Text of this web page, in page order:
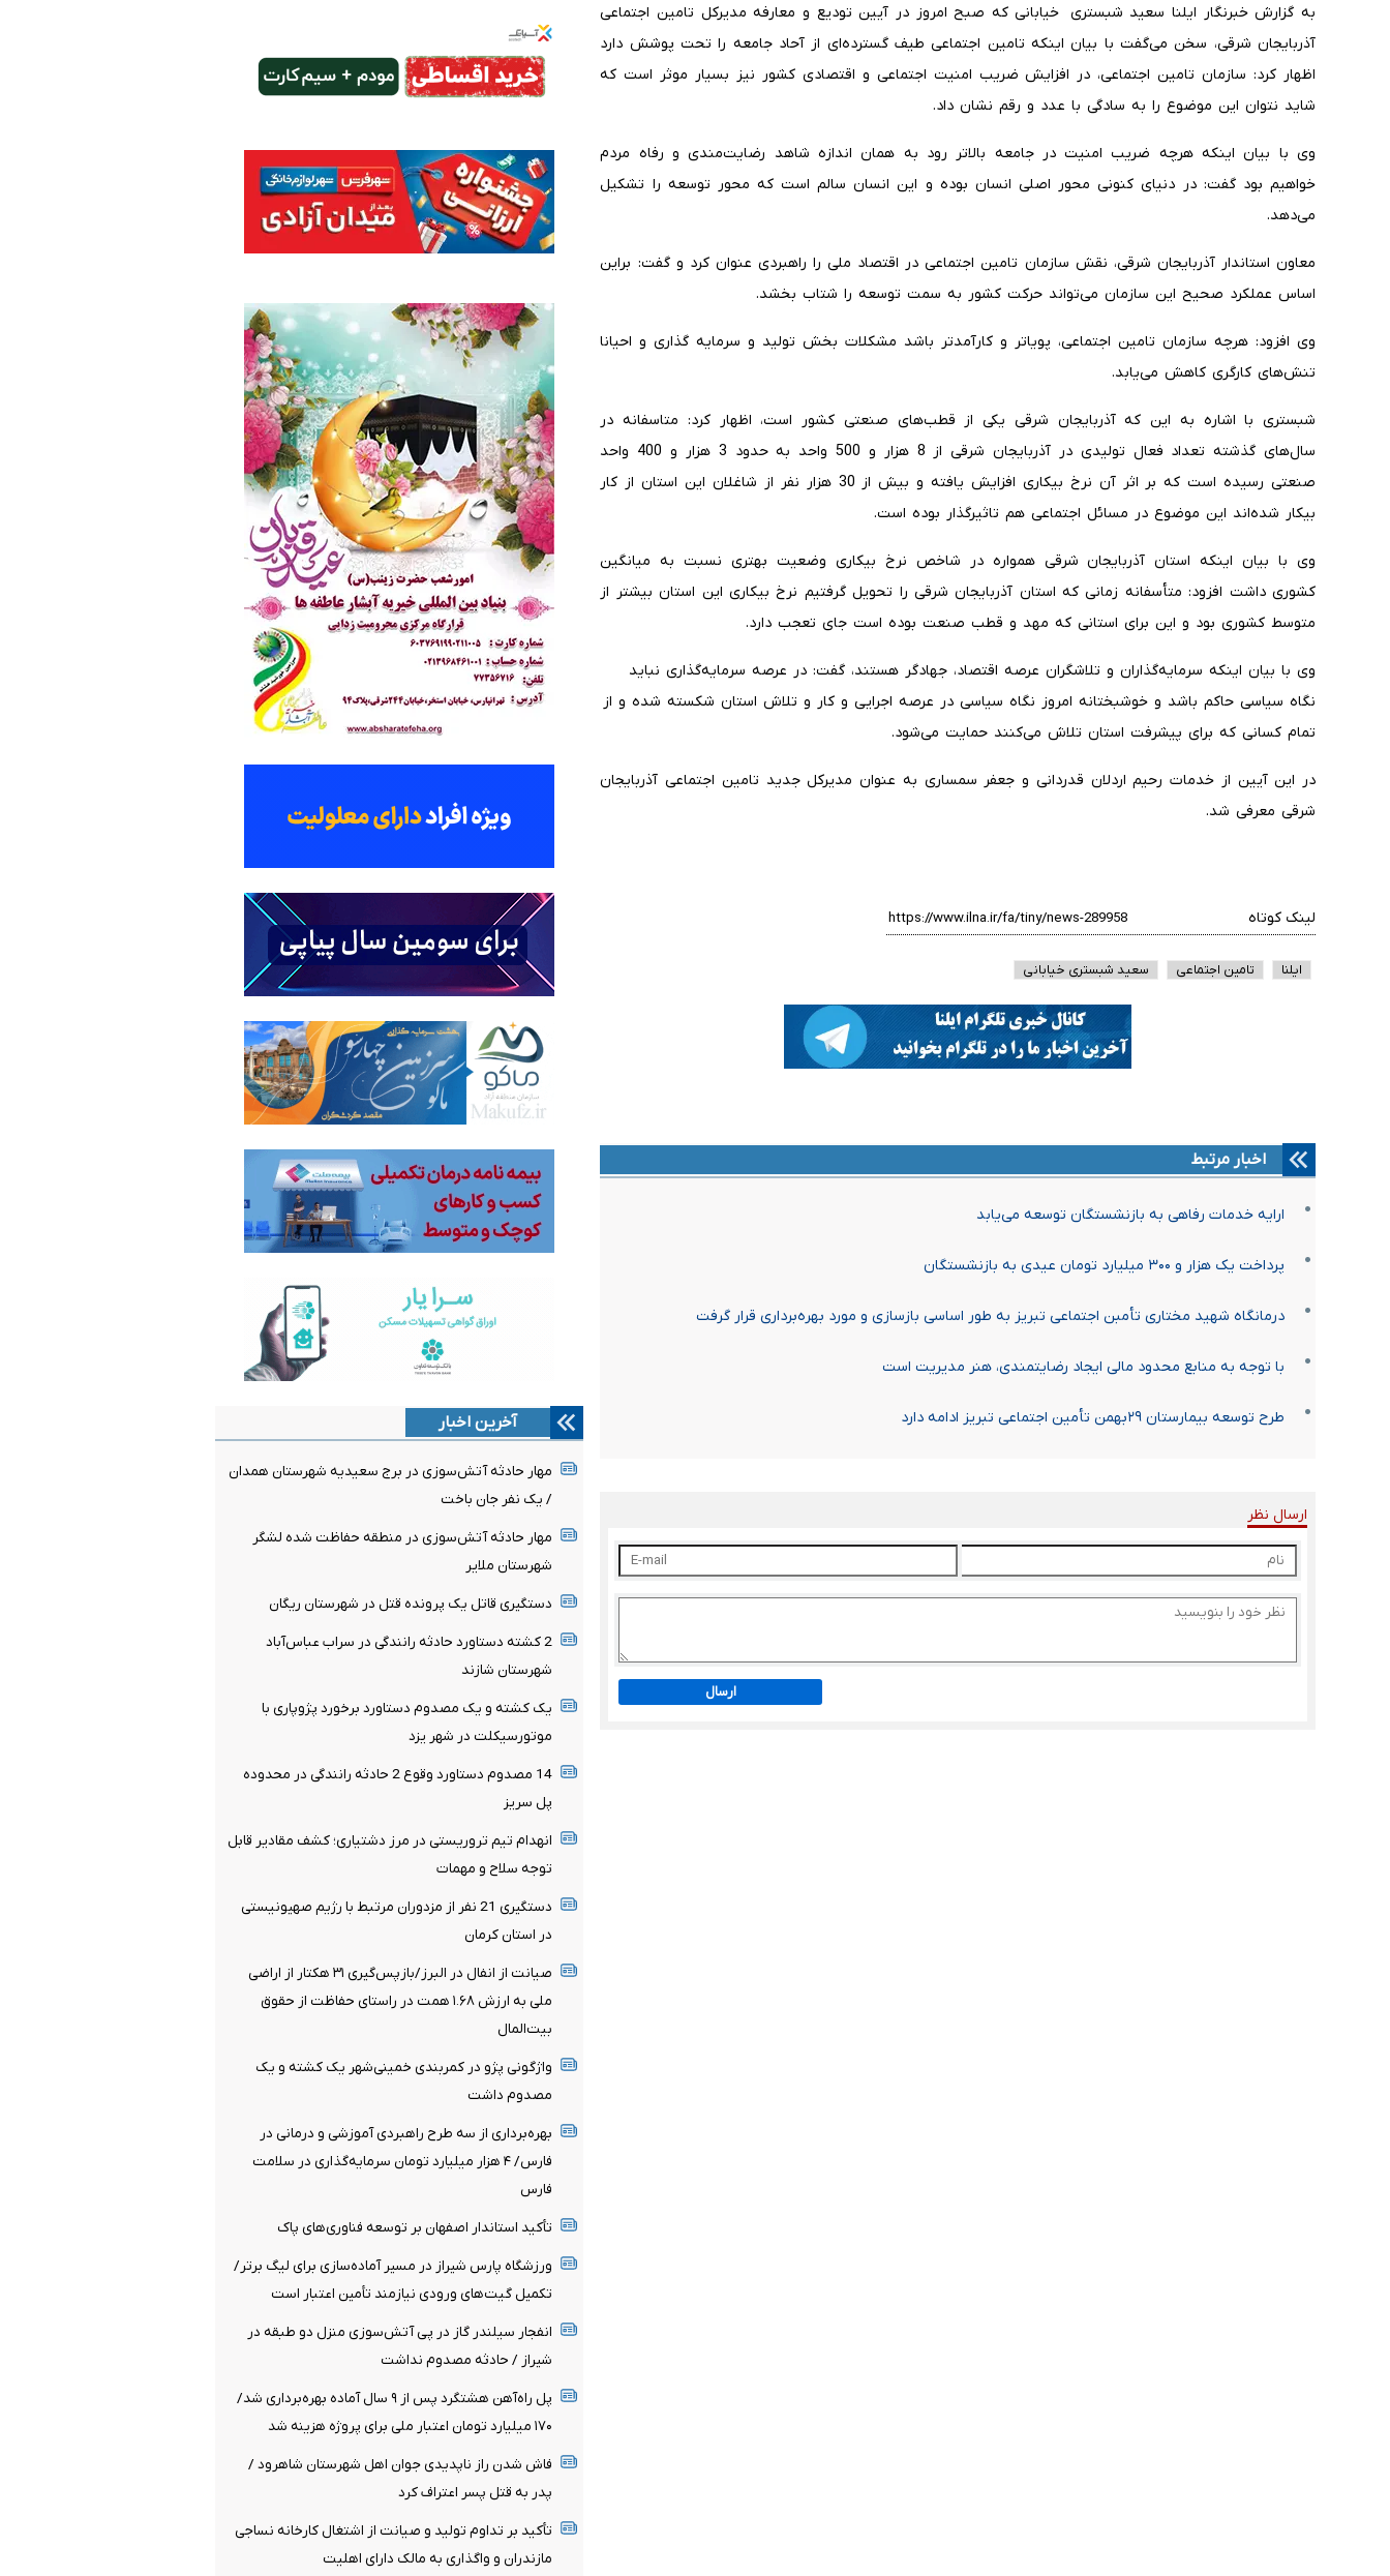
به گزارش خبرنگار ایلنا سعید شبستری خیابانی که صبح امروز در آیین تودیع و معارفه مدیرکل تامین اجتماعی
آذربایجان شرقی، سخن می‌گفت با بیان اینکه تامین اجتماعی طیف گسترده‌ای از آحاد جامعه را تحت پوشش دارد
اظهار کرد: سازمان تامین اجتماعی، در افزایش ضریب امنیت اجتماعی و اقتصادی کشور نیز بسیار موثر است که
شاید نتوان این موضوع را به سادگی با عدد و رقم نشان داد.
وی با بیان اینکه هرچه ضریب امنیت در جامعه بالاتر رود به همان اندازه شاهد رضایت‌مندی و رفاه مردم
خواهیم بود گفت: در دنیای کنونی محور اصلی انسان بوده و این انسان سالم است که محور توسعه را تشکیل
می‌دهد.
معاون استاندار آذربایجان شرقی، نقش سازمان تامین اجتماعی در اقتصاد ملی را راهبردی عنوان کرد و گفت: براین
اساس عملکرد صحیح این سازمان می‌تواند حرکت کشور به سمت توسعه را شتاب بخشد.
وی افزود: هرچه سازمان تامین اجتماعی، پویاتر و کارآمدتر باشد مشکلات بخش تولید و سرمایه گذاری و احیانا
تنش‌های کارگری کاهش می‌یابد.
شبستری با اشاره به این که آذربایجان شرقی یکی از قطب‌های صنعتی کشور است، اظهار کرد: متاسفانه در
سال‌های گذشته تعداد فعال تولیدی در آذربایجان شرقی از 8 هزار و 500 واحد به حدود 3 هزار و 400 واحد
صنعتی رسیده است که بر اثر آن نرخ بیکاری افزایش یافته و بیش از 30 هزار نفر از شاغلان این استان از کار
بیکار شده‌اند این موضوع در مسائل اجتماعی هم تاثیرگذار بوده است.
وی با بیان اینکه استان آذربایجان شرقی همواره در شاخص نرخ بیکاری وضعیت بهتری نسبت به میانگین
کشوری داشت افزود: متأسفانه زمانی که استان آذربایجان شرقی را تحویل گرفتیم نرخ بیکاری این استان بیشتر از
متوسط کشوری بود و این برای استانی که مهد و قطب صنعت بوده است جای تعجب دارد.
وی با بیان اینکه سرمایه‌گذاران و تلاشگران عرصه اقتصاد، جهادگر هستند، گفت: در عرصه سرمایه‌گذاری نباید
نگاه سیاسی حاکم باشد و خوشبختانه امروز نگاه سیاسی در عرصه اجرایی و کار و تلاش استان شکسته شده و از
تمام کسانی که برای پیشرفت استان تلاش می‌کنند حمایت می‌شود.
در این آیین از خدمات رحیم اردلان قدردانی و جعفر سمساری به عنوان مدیرکل جدید تامین اجتماعی آذربایجان
شرقی معرفی شد.
لینک کوتاه
ایلنا تامین اجتماعی سعید شبستری خیابانی
اخبار مرتبط
ارایه خدمات رفاهی به بازنشستگان توسعه می‌یابد
پرداخت یک هزار و ۳۰۰ میلیارد تومان عیدی به بازنشستگان
درمانگاه شهید مختاری تأمبن اجتماعی تبریز به طور اساسی بازسازی و مورد بهره‌برداری قرار گرفت
با توجه به منابع محدود مالی ایجاد رضایتمندی، هنر مدیریت است
طرح توسعه بیمارستان ۲۹بهمن تأمین اجتماعی تبریز ادامه دارد
ارسال نظر
ارسال
آخرین اخبار
مهار حادثه آتش‌سوزی در برج سعیدیه شهرستان همدان
/ یک نفر جان باخت
مهار حادثه آتش‌سوزی در منطقه حفاظت شده لشگر
شهرستان ملایر
دستگیری قاتل یک پرونده قتل در شهرستان ریگان
2 کشته دستاورد حادثه رانندگی در سراب عباس‌آباد
شهرستان شازند
یک کشته و یک مصدوم دستاورد برخورد پژوپاری با
موتورسیکلت در شهر یزد
14 مصدوم دستاورد وقوع 2 حادثه رانندگی در محدوده
پل سریز
انهدام تیم تروریستی در مرز دشتیاری؛ کشف مقادیر قابل
توجه سلاح و مهمات
دستگیری 21 نفر از مزدوران مرتبط با رژیم صهیونیستی
در استان کرمان
صیانت از انفال در البرز/بازپس‌گیری ۳۱ هکتار از اراضی
ملی به ارزش ۱.۶۸ همت در راستای حفاظت از حقوق
بیت‌المال
واژگونی پژو در کمربندی خمینی‌شهر یک کشته و یک
مصدوم داشت
بهره‌برداری از سه طرح راهبردی آموزشی و درمانی در
فارس/ ۴ هزار میلیارد تومان سرمایه‌گذاری در سلامت
فارس
تأکید استاندار اصفهان بر توسعه فناوری‌های پاک
ورزشگاه پارس شیراز در مسیر آماده‌سازی برای لیگ برتر/
تکمیل گیت‌های ورودی نیازمند تأمین اعتبار است
انفجار سیلندر گاز در پی آتش‌سوزی منزل دو طبقه در
شیراز / حادثه مصدوم نداشت
پل راه‌آهن هشتگرد پس از ۹ سال آماده بهره‌برداری شد/
۱۷۰ میلیارد تومان اعتبار ملی برای پروژه هزینه شد
فاش شدن راز ناپدیدی جوان اهل شهرستان شاهرود /
پدر به قتل پسر اعتراف کرد
تأکید بر تداوم تولید و صیانت از اشتغال کارخانه نساجی
مازندران و واگذاری به مالک دارای اهلیت